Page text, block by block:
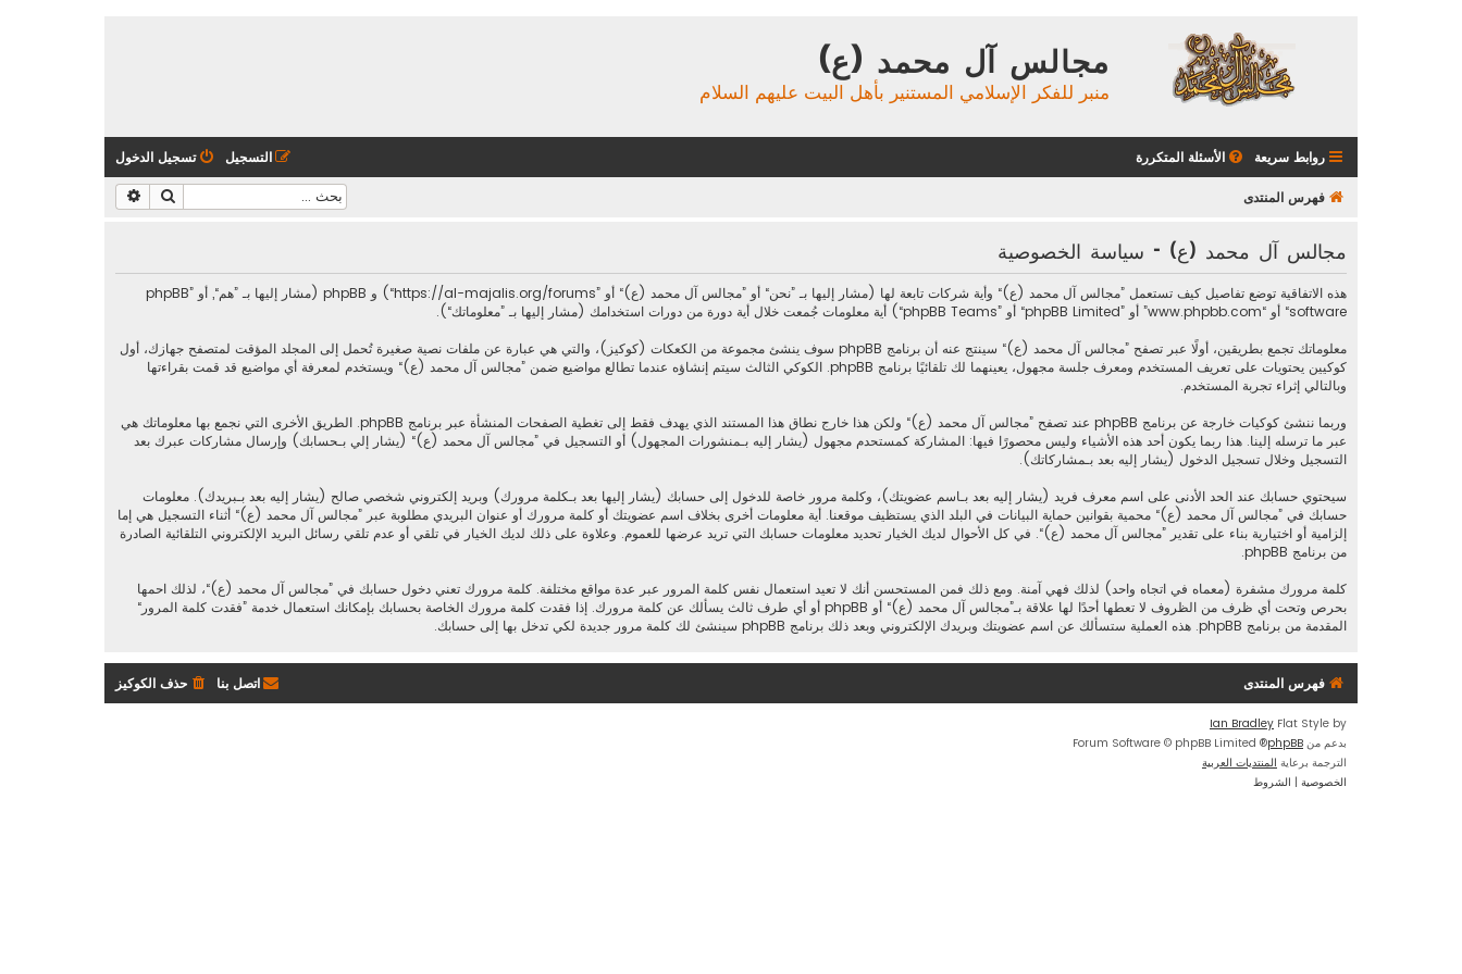
مجالس آل محمد (ع)
منبر للفكر الإسلامي المستنير بأهل البيت عليهم السلام
روابط سريعة الأسئلة المتكررة تسجيل الدخول التسجيل
فهرس المنتدى بحث
مجالس آل محمد (ع) - سياسة الخصوصية
هذه الاتفاقية توضع تفاصيل كيف تستعمل ”مجالس آل محمد (ع)“ وأية شركات تابعة لها (مشار إليها بـ ”نحن“ أو ”مجالس آل محمد (ع)“ أو ”https://al-majalis.org/forums“) و phpBB (مشار إليها بـ ”هم“, أو ”phpBB
software“ أو “www.phpbb.com” أو ”phpBB Limited“ أو ”phpBB Teams“) أية معلومات جُمعت خلال أية دورة من دورات استخدامك (مشار إليها بـ ”معلوماتك“).
معلوماتك تجمع بطريقين، أولًا عبر تصفح ”مجالس آل محمد (ع)“ سينتج عنه أن برنامج phpBB سوف ينشئ مجموعة من الكعكات (كوكيز)، والتي هي عبارة عن ملفات نصية صغيرة تُحمل إلى المجلد المؤقت لمتصفح جهازك، أول
كوكيين يحتويات على تعريف المستخدم ومعرف جلسة مجهول، يعينهما لك تلقائيًا برنامج phpBB. الكوكي الثالث سيتم إنشاؤه عندما تطالع مواضيع ضمن ”مجالس آل محمد (ع)“ ويستخدم لمعرفة أي مواضيع قد قمت بقراءتها
وبالتالي إثراء تجربة المستخدم.
وربما ننشئ كوكيات خارجة عن برنامج phpBB عند تصفح ”مجالس آل محمد (ع)“ ولكن هذا خارج نطاق هذا المستند الذي يهدف فقط إلى تغطية الصفحات المنشأة عبر برنامج phpBB. الطريق الأخرى التي نجمع بها معلوماتك هي
عبر ما ترسله إلينا. هذا ربما يكون أحد هذه الأشياء وليس محصورًا فيها: المشاركة كمستحدم مجهول (يشار إليه بـمنشورات المجهول) أو التسجيل في ”مجالس آل محمد (ع)“ (يشار إلي بـحسابك) وإرسال مشاركات عبرك بعد
التسجيل وخلال تسجيل الدخول (يشار إليه بعد بـمشاركاتك).
سيحتوي حسابك عند الحد الأدنى على اسم معرف فريد (يشار إليه بعد بـاسم عضويتك)، وكلمة مرور خاصة للدخول إلى حسابك (يشار إليها بعد بـكلمة مرورك) وبريد إلكتروني شخصي صالح (يشار إليه بعد بـبريدك). معلومات
حسابك في ”مجالس آل محمد (ع)“ محمية بقوانين حماية البيانات في البلد الذي يستظيف موقعنا. أية معلومات أخرى بخلاف اسم عضويتك أو كلمة مرورك أو عنوان البريدي مطلوبة عبر ”مجالس آل محمد (ع)“ أثناء التسجيل هي إما
إلزامية أو اختيارية بناء على تقدير ”مجالس آل محمد (ع)“. في كل الأحوال لديك الخيار تحديد معلومات حسابك التي تريد عرضها للعموم. وعلاوة على ذلك لديك الخيار في تلقي أو عدم تلقي رسائل البريد الإلكتروني التلقائية الصادرة
من برنامج phpBB.
كلمة مرورك مشفرة (معماه في اتجاه واحد) لذلك فهي آمنة. ومع ذلك فمن المستحسن أنك لا تعيد استعمال نفس كلمة المرور عبر عدة مواقع مختلفة. كلمة مرورك تعني دخول حسابك في ”مجالس آل محمد (ع)“، لذلك احمها
بحرص وتحت أي ظرف من الظروف لا تعطها أحدًا لها علاقة بـ”مجالس آل محمد (ع)“ أو phpBB أو أي طرف ثالث يسألك عن كلمة مرورك. إذا فقدت كلمة مرورك الخاصة بحسابك بإمكانك استعمال خدمة ”فقدت كلمة المرور“
المقدمة من برنامج phpBB. هذه العملية ستسألك عن اسم عضويتك وبريدك الإلكتروني وبعد ذلك برنامج phpBB سينشئ لك كلمة مرور جديدة لكي تدخل بها إلى حسابك.
فهرس المنتدى حذف الكوكيز اتصل بنا
Flat Style by
Ian Bradley
بدعم من phpBB
® Forum Software © phpBB Limited
الترجمة برعاية المنتديات العربية
الخصوصية | الشروط